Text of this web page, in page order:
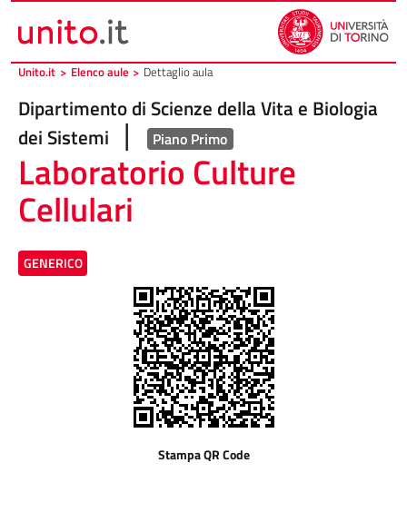
Unito.it > Elenco aule > Dettaglio aula
Dipartimento di Scienze della Vita e Biologia
dei Sistemi | Piano Primo
Laboratorio Culture
Cellulari
GENERICO
Stampa QR Code